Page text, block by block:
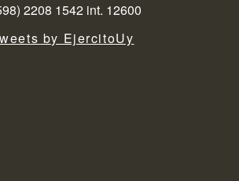
2208 1542 int. 12600
by EjercitoUy